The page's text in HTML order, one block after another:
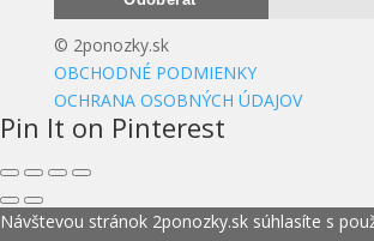
© 2ponozky.sk
OBCHODNÉ PODMIENKY
OCHRANA OSOBNÝCH ÚDAJOV
Pin It on Pinterest
Návštevou stránok 2ponozky.sk súhlasíte s